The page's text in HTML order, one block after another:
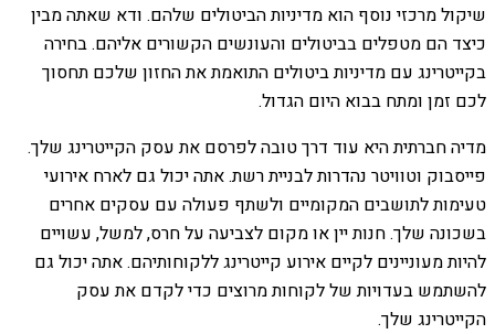
שיקול מרכזי נוסף הוא מדיניות הביטולים שלהם. ודא שאתה מבין
כיצד הם מטפלים בביטולים והעונשים הקשורים אליהם. בחירה
בקייטרינג עם מדיניות ביטולים התואמת את החזון שלכם תחסוך
לכם זמן ומתח בבוא היום הגדול.
מדיה חברתית היא עוד דרך טובה לפרסם את עסק הקייטרינג שלך.
פייסבוק וטוויטר נהדרות לבניית רשת. אתה יכול גם לארח אירועי
טעימות לתושבים המקומיים ולשתף פעולה עם עסקים אחרים
בשכונה שלך. חנות יין או מקום לצביעה על חרס, למשל, עשויים
להיות מעוניינים לקיים אירוע קייטרינג ללקוחותיהם. אתה יכול גם
להשתמש בעדויות של לקוחות מרוצים כדי לקדם את עסק
הקייטרינג שלך.